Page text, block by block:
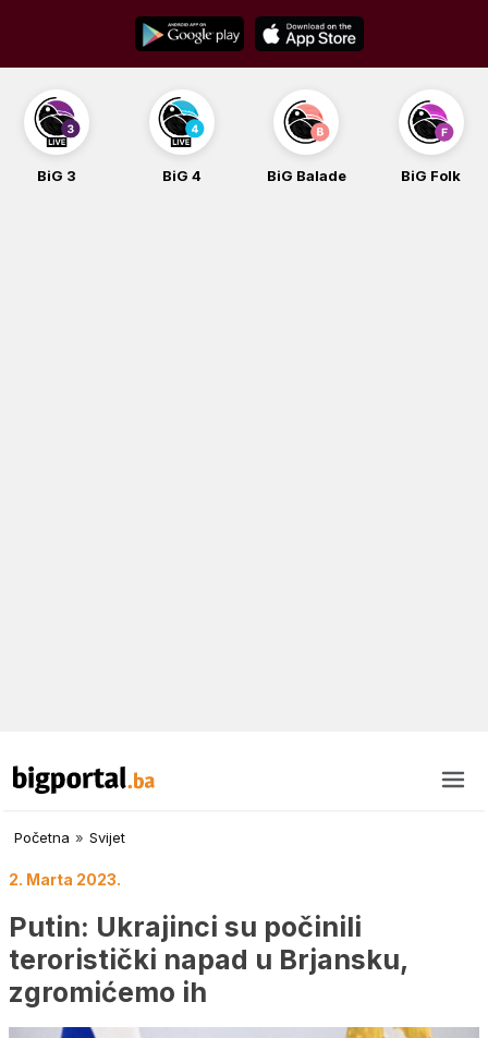
content
BiG 3 BiG 4 BiG Balade BiG Folk
Početna » Svijet
2. Marta 2023.
Putin: Ukrajinci su počinili
teroristički napad u Brjansku,
zgromićemo ih